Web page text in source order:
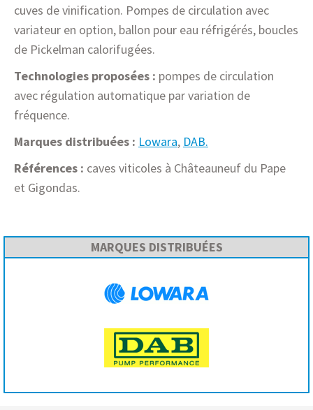
cuves de vinification. Pompes de circulation avec
variateur en option, ballon pour eau réfrigérés, boucles
de Pickelman calorifugées.
Technologies proposées : pompes de circulation
avec régulation automatique par variation de
fréquence.
Marques distribuées : Lowara, DAB.
Références : caves viticoles à Châteauneuf du Pape
et Gigondas.
MARQUES DISTRIBUÉES